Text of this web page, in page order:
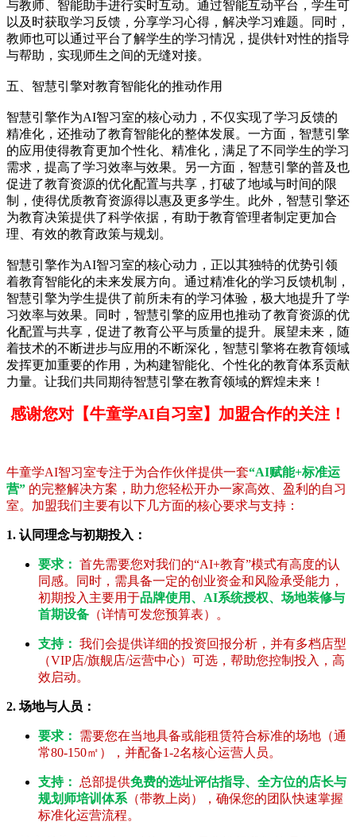
与教师、智能助手进行实时互动。通过智能互动平台，学生可
以及时获取学习反馈，分享学习心得，解决学习难题。同时，
教师也可以通过平台了解学生的学习情况，提供针对性的指导
与帮助，实现师生之间的无缝对接。
五、智慧引擎对教育智能化的推动作用
智慧引擎作为AI智习室的核心动力，不仅实现了学习反馈的
精准化，还推动了教育智能化的整体发展。一方面，智慧引擎
的应用使得教育更加个性化、精准化，满足了不同学生的学习
需求，提高了学习效率与效果。另一方面，智慧引擎的普及也
促进了教育资源的优化配置与共享，打破了地域与时间的限
制，使得优质教育资源得以惠及更多学生。此外，智慧引擎还
为教育决策提供了科学依据，有助于教育管理者制定更加合
理、有效的教育政策与规划。
智慧引擎作为AI智习室的核心动力，正以其独特的优势引领
着教育智能化的未来发展方向。通过精准化的学习反馈机制，
智慧引擎为学生提供了前所未有的学习体验，极大地提升了学
习效率与效果。同时，智慧引擎的应用也推动了教育资源的优
化配置与共享，促进了教育公平与质量的提升。展望未来，随
着技术的不断进步与应用的不断深化，智慧引擎将在教育领域
发挥更加重要的作用，为构建智能化、个性化的教育体系贡献
力量。让我们共同期待智慧引擎在教育领域的辉煌未来！
感谢您对【牛童学AI自习室】加盟合作的关注！
牛童学AI智习室专注于为合作伙伴提供一套“AI赋能+标准运
营” 的完整解决方案，助力您轻松开办一家高效、盈利的自习
室。加盟我们主要有以下几方面的核心要求与支持：
1. 认同理念与初期投入：
要求： 首先需要您对我们的“AI+教育”模式有高度的认
同感。同时，需具备一定的创业资金和风险承受能力，
初期投入主要用于品牌使用、AI系统授权、场地装修与
首期设备 （详情可发您预算表）。
支持： 我们会提供详细的投资回报分析，并有多档店型
（VIP店/旗舰店/运营中心）可选，帮助您控制投入，高
效启动。
2. 场地与人员：
要求：
需要您在当地具备或能租赁符合标准的场地（通
常80-150㎡），并配备1-2名核心运营人员。
支持： 总部提供免费的选址评估指导、全方位的店长与
规划师培训体系 （带教上岗），确保您的团队快速掌握
标准化运营流程。